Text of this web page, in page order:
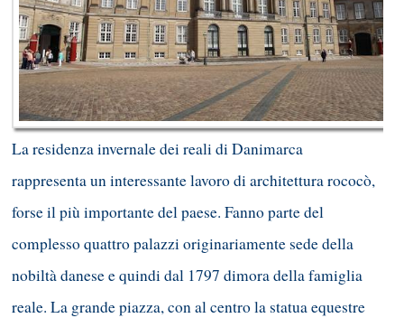
La residenza invernale dei reali di Danimarca
rappresenta un interessante lavoro di architettura rococò,
forse il più importante del paese. Fanno parte del
complesso quattro palazzi originariamente sede della
nobiltà danese e quindi dal 1797 dimora della famiglia
reale. La grande piazza, con al centro la statua equestre